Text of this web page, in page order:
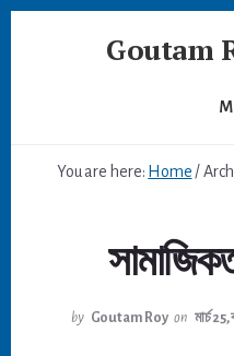
Goutam
You are here: Home /
by Goutam Roy on মার্চ